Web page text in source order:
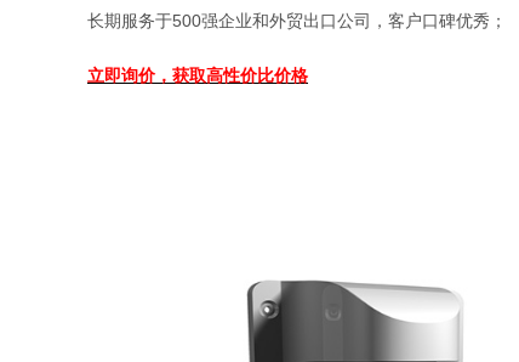
长期服务于500强企业和外贸出口公司，客户口碑优秀；
立即询价，获取高性价比价格